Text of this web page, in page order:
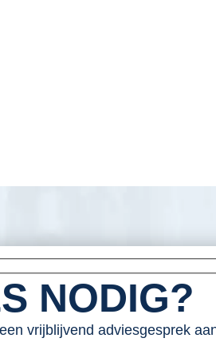
NODIG?
vrijblijvend adviesgesprek